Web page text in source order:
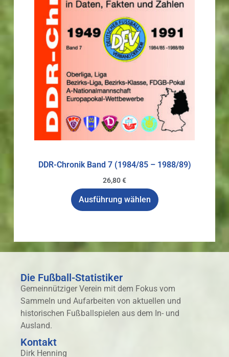
DDR-Chronik Band 7 (1984/85 – 1988/89)
26,80€
Ausführung wählen
Die Fußball-Statistiker
Gemeinnütziger Verein mit dem Fokus vom
Sammeln und Aufarbeiten von aktuellen und
historischen Fußballspielen aus dem In- und
Ausland.
Kontakt
Dirk Henning